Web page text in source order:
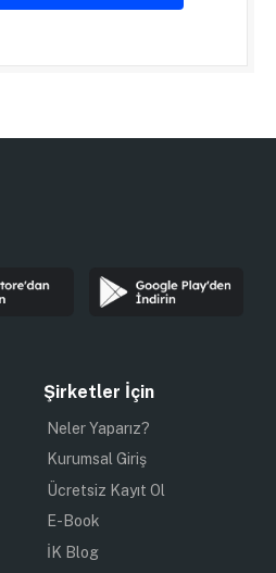
Şirketler İçin
Neler Yaparız?
Kurumsal Giriş
Ücretsiz Kayıt Ol
E-Book
İK Blog